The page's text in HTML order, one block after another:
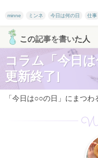
minne ミンネ 今日は何の日 仕事
この記事を書いた人
コラム「今日
更新終了]
「今日は○○の日」にまつ